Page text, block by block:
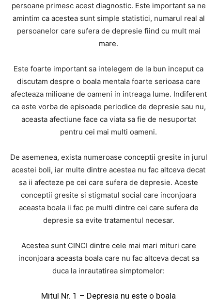
persoane primesc acest diagnostic. Este important sa ne
amintim ca acestea sunt simple statistici, numarul real al
persoanelor care sufera de depresie fiind cu mult mai
mare.
Este foarte important sa intelegem de la bun inceput ca
discutam despre o boala mentala foarte serioasa care
afecteaza milioane de oameni in intreaga lume. Indiferent
ca este vorba de episoade periodice de depresie sau nu,
aceasta afectiune face ca viata sa fie de nesuportat
pentru cei mai multi oameni.
De asemenea, exista numeroase conceptii gresite in jurul
acestei boli, iar multe dintre acestea nu fac altceva decat
sa ii afecteze pe cei care sufera de depresie. Aceste
conceptii gresite si stigmatul social care inconjoara
aceasta boala ii fac pe multi dintre cei care sufera de
depresie sa evite tratamentul necesar.
Acestea sunt CINCI dintre cele mai mari mituri care
inconjoara aceasta boala care nu fac altceva decat sa
duca la inrautatirea simptomelor:
Mitul Nr. 1 – Depresia nu este o boala